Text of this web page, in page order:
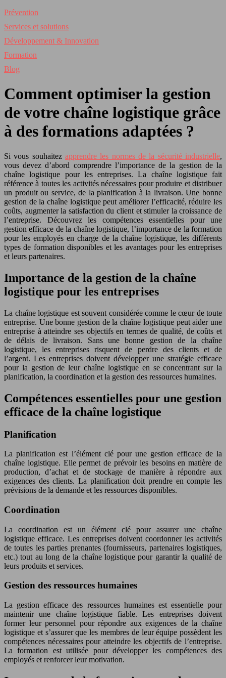
Prévention
Services et solutions
Développement & Innovation
Formation
Blog
Comment optimiser la gestion
de votre chaîne logistique grâce
à des formations adaptées ?
Si vous souhaitez apprendre les normes de la sécurité industrielle,
vous devez d’abord comprendre l’importance de la gestion de la
chaîne logistique pour les entreprises. La chaîne logistique fait
référence à toutes les activités nécessaires pour produire et distribuer
un produit ou service, de la planification à la livraison. Une bonne
gestion de la chaîne logistique peut améliorer l’efficacité, réduire les
coûts, augmenter la satisfaction du client et stimuler la croissance de
l’entreprise. Découvrez les compétences essentielles pour une
gestion efficace de la chaîne logistique, l’importance de la formation
pour les employés en charge de la chaîne logistique, les différents
types de formation disponibles et les avantages pour les entreprises
et leurs partenaires.
Importance de la gestion de la chaîne
logistique pour les entreprises
La chaîne logistique est souvent considérée comme le cœur de toute
entreprise. Une bonne gestion de la chaîne logistique peut aider une
entreprise à atteindre ses objectifs en termes de qualité, de coûts et
de délais de livraison. Sans une bonne gestion de la chaîne
logistique, les entreprises risquent de perdre des clients et de
l’argent. Les entreprises doivent développer une stratégie efficace
pour la gestion de leur chaîne logistique en se concentrant sur la
planification, la coordination et la gestion des ressources humaines.
Compétences essentielles pour une gestion
efficace de la chaîne logistique
Planification
La planification est l’élément clé pour une gestion efficace de la
chaîne logistique. Elle permet de prévoir les besoins en matière de
production, d’achat et de stockage de manière à répondre aux
exigences des clients. La planification doit prendre en compte les
prévisions de la demande et les ressources disponibles.
Coordination
La coordination est un élément clé pour assurer une chaîne
logistique efficace. Les entreprises doivent coordonner les activités
de toutes les parties prenantes (fournisseurs, partenaires logistiques,
etc.) tout au long de la chaîne logistique pour garantir la qualité de
leurs produits et services.
Gestion des ressources humaines
La gestion efficace des ressources humaines est essentielle pour
maintenir une chaîne logistique fiable. Les entreprises doivent
former leur personnel pour répondre aux exigences de la chaîne
logistique et s’assurer que les membres de leur équipe possèdent les
compétences nécessaires pour atteindre les objectifs de l’entreprise.
La formation est utilisée pour développer les compétences des
employés et renforcer leur motivation.